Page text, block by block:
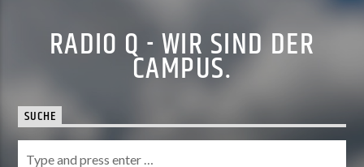
RADIO Q - WIR SIND DER
CAMPUS.
SUCHE